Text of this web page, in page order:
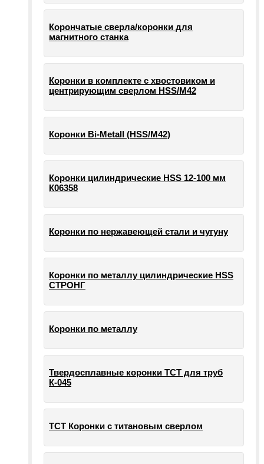
Корончатые сверла/коронки для
магнитного станка
Коронки в комплекте с хвостовиком и
центрирующим сверлом HSS/М42
Коронки Bi-Metall (HSS/М42)
Коронки цилиндрические HSS 12-100 мм
К06358
Коронки по нержавеющей стали и чугуну
Коронки по металлу цилиндрические HSS
СТРОНГ
Коронки по металлу
Твердосплавные коронки ТСТ для труб
К-045
ТСТ Коронки с титановым сверлом